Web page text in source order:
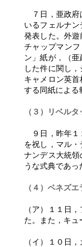
７日，亜政府
いるフェルナ
発表した。外
チャップマン
ン」紙が，（
した件に関し
キャメロン英
する同紙による
（３）リベル
９日，昨年１
を祝し，マル
ナンデス大統
うな式典であ
（４）ベネズ
（ア）１１日
た。また，キ
（イ）１０日